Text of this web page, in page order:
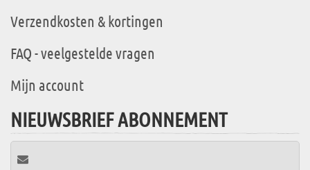
Verzendkosten & kortingen
FAQ - veelgestelde vragen
Mijn account
NIEUWSBRIEF ABONNEMENT